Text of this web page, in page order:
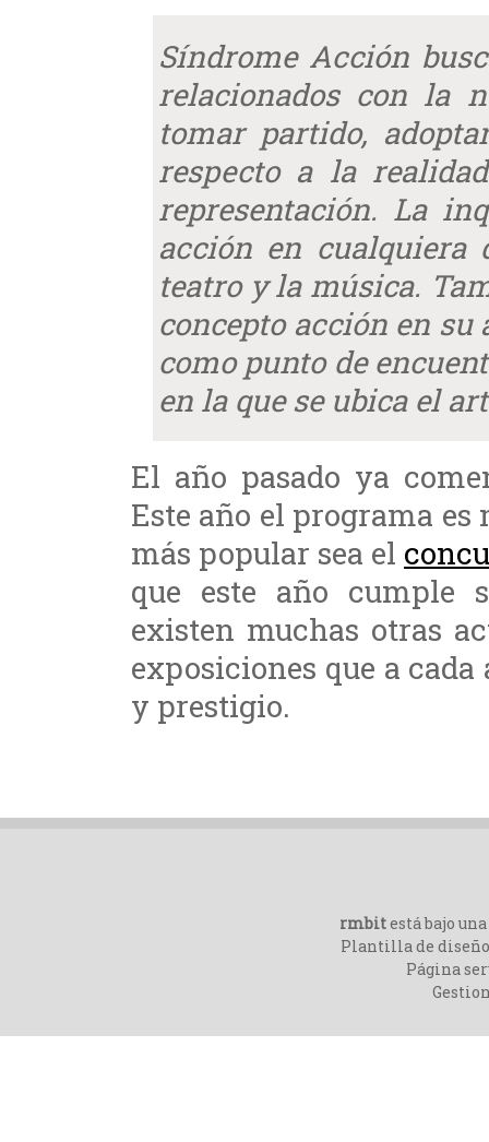
Síndrome Acción
relacionados con la
tomar partido,
respecto a la
representación. La
acción en cualquiera
teatro y la música.
concepto acción en
como punto de
en la que se ubica el
El año pasado ya
Este año el programa es
más popular sea el
que este año cumple
existen muchas otras
exposiciones que a
y prestigio.
rmbitestá bajo una
Plantilla de
Página